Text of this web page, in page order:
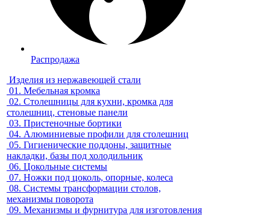
Распродажа
Изделия из нержавеющей стали
01. Мебельная кромка
02. Столешницы для кухни, кромка для
столешниц, стеновые панели
03. Пристеночные бортики
04. Алюминиевые профили для столешниц
05. Гигиенические поддоны, защитные
накладки, базы под холодильник
06. Цокольные системы
07. Ножки под цоколь, опорные, колеса
08. Системы трансформации столов,
механизмы поворота
09. Механизмы и фурнитура для изготовления